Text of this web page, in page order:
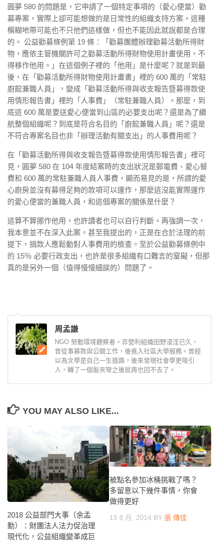
圓夢 580 的問題是，它申請了一個特定事項的（愛心便當）勸
募專案，實際上卻可能想做的是日常性的組織支持方案。這種
模糊地帶可能也不只他們這樣做，但也不能因此就說都是合理
的。 公益勸募條例第 19 條：「勸募團體辦理勸募活動所得財
物，應依主管機關許可之勸募活動所得財物使用計畫使用，不
得移作他用。」在這個例子裡的「他用」是什麼呢？就是到最
後，在「勸募活動所得財物使用計畫書」裡的 600 萬的「常駐
廚館兼職人員」，變成「勸募活動所得與收支報告暨募得款使
用情形報告書」裡的「人事費」（常駐兼職人員）。那麼，到
底這 600 萬是要送愛心便當到山區的必要支出呢？還是為了續
航整個組織呢？到底是符合名目的「廚館兼職人員」呢？還是
不符合專案名目也非「辦理活動有關支出」的人事費用呢？
在「勸募活動所得與收支報告暨募得款使用情形報告書」裡可
見，圓夢 580 在 104 年度結案時的支出狀況是郵電費、愛心餐
費和 600 萬的常駐兼職人員人事費，顯而易見的是，所謂的愛
心廚房並沒有募得足夠的款項可以運作，那麼這沒能實際運作
的愛心便當的兼職人員，和這個專案的關係是什麼？
這算不算挪作他用，也許讀者也可以自行判斷。再強調一次，
我本意並不在深入此案。甚至我提出的，正是在合於法理的前
提下，捐款人應鬆動對人事費用的檢查。至於公益勸募條例中
的 15％ 必要行政支出，也許是很多組織有口難言的窒礙，但那
真的是另外一個（值得慢慢細談的）問題了。
周孟謙
NGO 勞動環境觀察者。非營利組織田野浸淫已久，
曾從事募款與公關工作，後進入社區大學服務。曾經
以為文學是自己一生道路，後來發現社會學更吸引
人，轉了一個髮夾彎之後就再也回不去了。
YOU MAY ALSO LIKE...
2018 公益部門大事（余孟
勳）：財團法人法力促治理
現代化，公益組織變革成巨
被點名參加冰桶挑戰了嗎？
多留意以下幾件事情，你會
做得更好
19 8 月, 2014 BY 張 傳佳